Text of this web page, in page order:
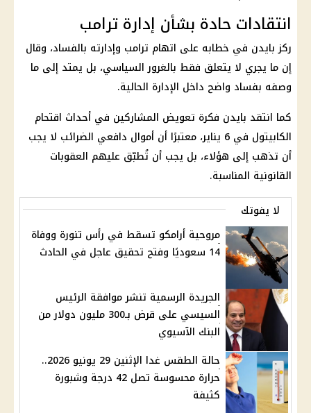
انتقادات حادة بشأن إدارة ترامب
ركز بايدن في خطابه على اتهام ترامب وإدارته بالفساد، وقال
إن ما يجري لا يتعلق فقط بالغرور السياسي، بل يمتد إلى ما
وصفه بفساد واضح داخل الإدارة الحالية.
كما انتقد بايدن فكرة تعويض المشاركين في أحداث اقتحام
الكابيتول في 6 يناير، معتبرًا أن أموال دافعي الضرائب لا يجب
أن تذهب إلى هؤلاء، بل يجب أن تُطبّق عليهم العقوبات
القانونية المناسبة.
لا يفوتك
مروحية أرامكو تسقط في رأس تنورة ووفاة
14 سعوديًا وفتح تحقيق عاجل في الحادث
الجريدة الرسمية تنشر موافقة الرئيس
السيسي على قرض بـ300 مليون دولار من
البنك الآسيوي
حالة الطقس غدا الإثنين 29 يونيو 2026..
حرارة محسوسة تصل 42 درجة وشبورة
كثيفة